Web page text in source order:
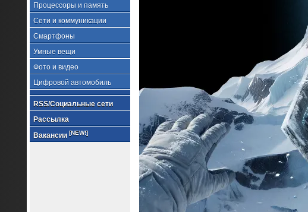
Процессоры и память
Сети и коммуникации
Смартфоны
Умные вещи
Фото и видео
Цифровой автомобиль
RSS/Социальные сети
Рассылка
Вакансии [NEW!]